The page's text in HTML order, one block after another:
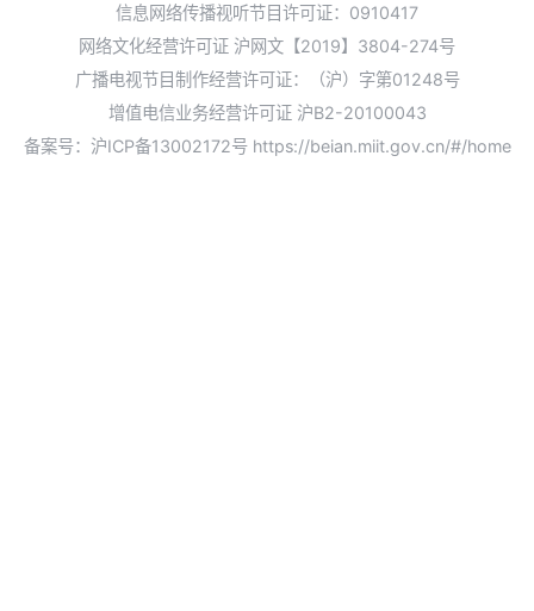
信息网络传播视听节目许可证：0910417
网络文化经营许可证 沪网文【2019】3804-274号
广播电视节目制作经营许可证：（沪）字第01248号
增值电信业务经营许可证 沪B2-20100043
备案号：沪ICP备13002172号 https://beian.miit.gov.cn/#/home